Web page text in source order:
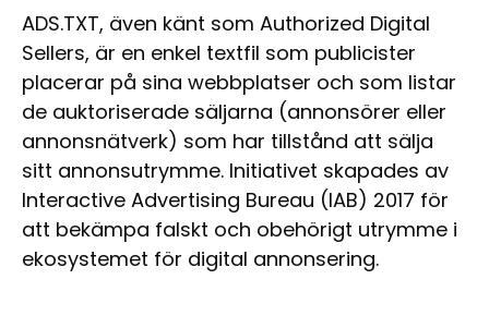
ADS.TXT, även känt som Authorized Digital
Sellers, är en enkel textfil som publicister
placerar på sina webbplatser och som listar
de auktoriserade säljarna (annonsörer eller
annonsnätverk) som har tillstånd att sälja
sitt annonsutrymme. Initiativet skapades av
Interactive Advertising Bureau (IAB) 2017 för
att bekämpa falskt och obehörigt utrymme i
ekosystemet för digital annonsering.